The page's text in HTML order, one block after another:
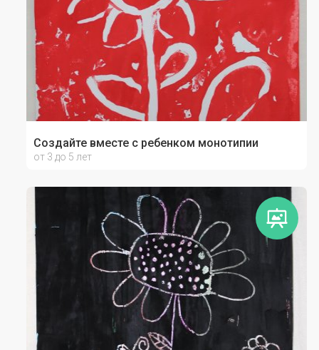
Создайте вместе с ребенком монотипии
от 3 до 5 лет